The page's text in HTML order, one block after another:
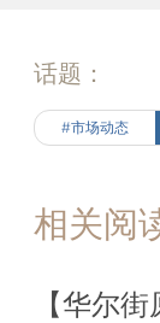
话题：
#市场动态
相关阅
【华尔